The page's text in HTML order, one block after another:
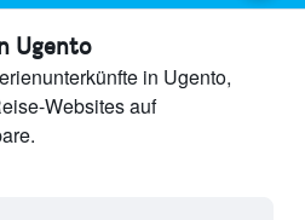
Ugento
in Ugento,
Websites auf